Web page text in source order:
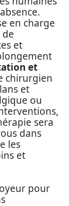
en charge
de
et
et
chirurgien
et
ou
sera
dans
les
et
pour